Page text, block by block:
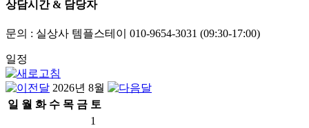
상담시간 & 담당자
문의 : 실상사 템플스테이 010-9654-3031 (09:30-17:00)
일정
2026년 8월
일 월 화 수 목 금 토
1